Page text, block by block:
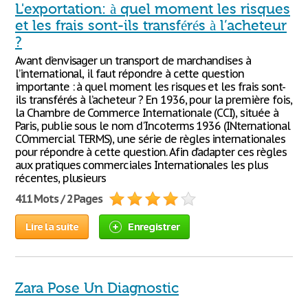
L'exportation: à quel moment les risques
et les frais sont-ils transférés à l’acheteur
?
Avant d’envisager un transport de marchandises à
l’international, il faut répondre à cette question
importante : à quel moment les risques et les frais sont-
ils transférés à l’acheteur ? En 1936, pour la première fois,
la Chambre de Commerce Internationale (CCI), située à
Paris, publie sous le nom d'Incoterms 1936 (INternational
COmmercial TERMS), une série de règles internationales
pour répondre à cette question. Afin d’adapter ces règles
aux pratiques commerciales Internationales les plus
récentes, plusieurs
411 Mots / 2 Pages
Lire la suite Enregistrer
Zara Pose Un Diagnostic